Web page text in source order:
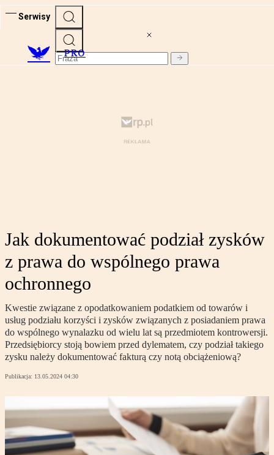
Serwisy
PRO
Jak dokumentować podział zysków
z prawa do wspólnego prawa
ochronnego
Kwestie związane z opodatkowaniem podatkiem od towarów i
usług podziału korzyści i zysków związanych z posiadaniem prawa
do wspólnego wynalazku od wielu lat są przedmiotem kontrowersji.
Przedsiębiorcy stoją bowiem przed dylematem, czy podział takiego
zysku należy dokumentować fakturą czy notą obciążeniową?
Publikacja: 13.05.2024 04:30